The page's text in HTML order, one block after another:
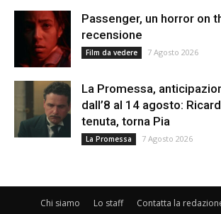
Passenger, un horror on
recensione
Film da vedere 7 Agosto 2026
La Promessa,
dall’8 al 14 agosto:
tenuta, torna Pia
La Promessa 7 Agosto 2026
Chi siamo Lo staff Contatta la